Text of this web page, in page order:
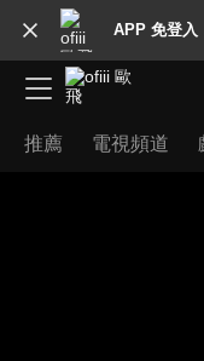
APP 免登入
推薦 電視頻道